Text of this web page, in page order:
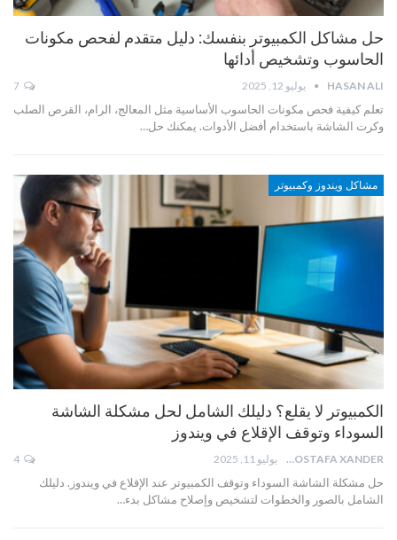
حل مشاكل الكمبيوتر بنفسك: دليل متقدم لفحص مكونات
الحاسوب وتشخيص أدائها
HASAN ALI يوليو 12, 2025
تعلم كيفية فحص مكونات الحاسوب الأساسية مثل المعالج، الرام، القرص الصلب
وكرت الشاشة باستخدام أفضل الأدوات. يمكنك حل…
مشاكل ويندوز وكمبيوتر
الكمبيوتر لا يقلع؟ دليلك الشامل لحل مشكلة الشاشة
السوداء وتوقف الإقلاع في ويندوز
MOSTAFA XANDER يوليو 11, 2025
حل مشكلة الشاشة السوداء وتوقف الكمبيوتر عند الإقلاع في ويندوز. دليلك
الشامل بالصور والخطوات لتشخيص وإصلاح مشاكل بدء…